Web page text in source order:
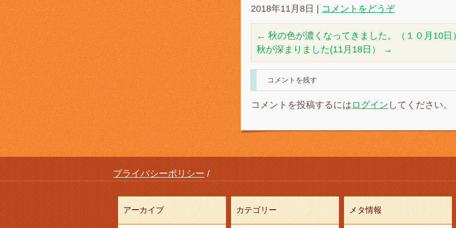
2018年11月8日 コメントをどうぞ
← 秋の色が濃くなってきました。（１０月10日
秋が深まりました(11月18日）
→
コメントを残す
コメントを投稿するには ログイン してください。
プライバシーポリシー
アーカイブ カテゴリー メタ情報